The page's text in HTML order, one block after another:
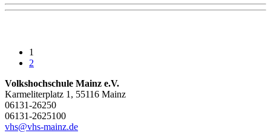
1
2
Volkshochschule Mainz e.V.
Karmeliterplatz 1, 55116 Mainz
06131-26250
06131-2625100
vhs@vhs-mainz.de